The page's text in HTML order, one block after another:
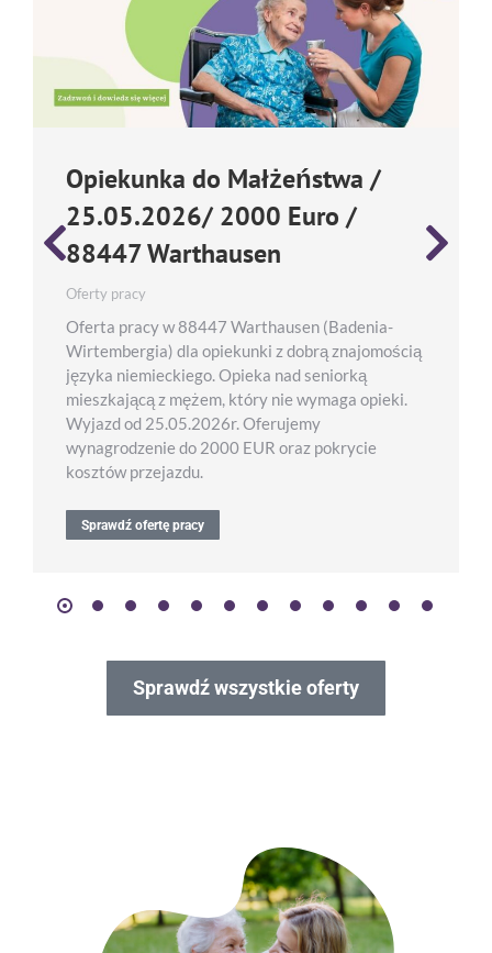
Opiekunka do Małżeństwa /
25.05.2026/ 2000 Euro /
88447 Warthausen
Oferty pracy
Oferta pracy w 88447 Warthausen (Badenia-
Wirtembergia) dla opiekunki z dobrą znajomością
języka niemieckiego. Opieka nad seniorką
mieszkającą z mężem, który nie wymaga opieki.
Wyjazd od 25.05.2026r. Oferujemy
wynagrodzenie do 2000 EUR oraz pokrycie
kosztów przejazdu.
Sprawdź ofertę pracy
Sprawdź wszystkie oferty